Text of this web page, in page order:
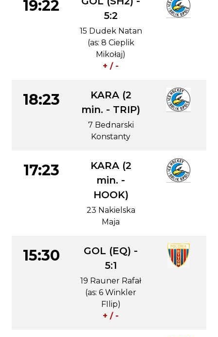
19:22
5:2
15 Dudek Natan
(as: 8 Cieplik
Mikołaj)
+ / -
18:23
KARA (2
min. - TRIP)
7 Bednarski
Konstanty
17:23
KARA (2
min. -
HOOK)
23 Nakielska
Maja
15:30
GOL (EQ) -
5:1
19 Rauner Rafał
(as: 6 Winkler
FIlip)
+ / -